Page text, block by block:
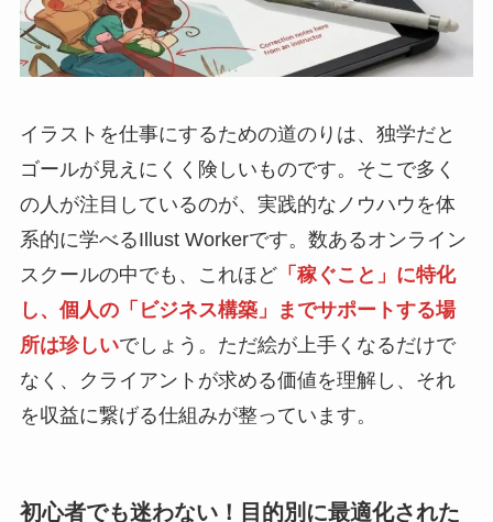
イラストを仕事にするための道のりは、独学だと
ゴールが見えにくく険しいものです。そこで多く
の人が注目しているのが、実践的なノウハウを体
系的に学べるIllust Workerです。数あるオンライン
スクールの中でも、これほど「稼ぐこと」に特化
し、個人の「ビジネス構築」までサポートする場
所は珍しいでしょう。ただ絵が上手くなるだけで
なく、クライアントが求める価値を理解し、それ
を収益に繋げる仕組みが整っています。
初心者でも迷わない！目的別に最適化された